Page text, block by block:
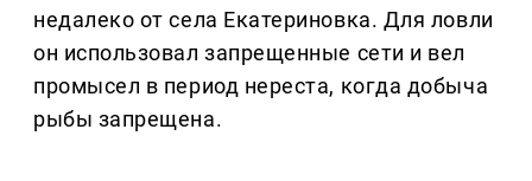
недалеко от села Екатериновка. Для ловли
он использовал запрещенные сети и вел
промысел в период нереста, когда добыча
рыбы запрещена.